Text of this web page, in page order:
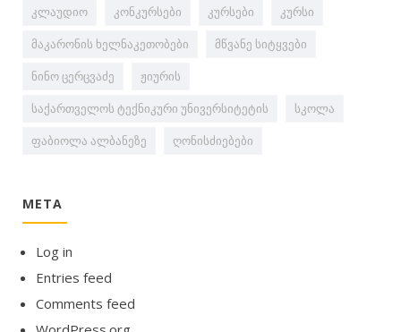
კლაუდიო
კონკურსები კურსები
კურსი
მაკარონის ხელნაკეთობები
მწვანე სიტყვები
ნინო ცერცვაძე
ჟიურის
საქართველოს ტექნიკური უნივერსიტეტის
სკოლა
ფაბიოლა ალბანეზე
ღონისძიებები
META
Log in
Entries feed
Comments feed